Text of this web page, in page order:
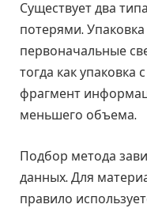
Существует два
потерями.
первоначальные
тогда как упаковка
фрагмент
меньшего объема.
Подбор метода
данных. Для
правило